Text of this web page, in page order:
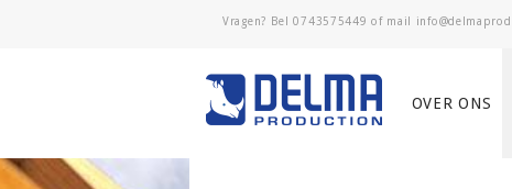
Vragen? Bel0743575449 of mail
OVER ONS